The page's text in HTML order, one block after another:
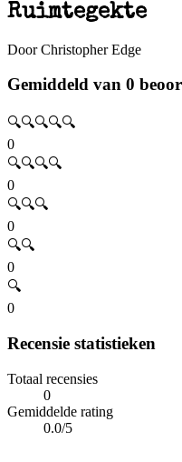
Ruimtegekte
Door Christopher Edge
Gemiddeld van 0
🔍🔍🔍🔍🔍
0
🔍🔍🔍🔍
0
🔍🔍🔍
0
🔍🔍
0
🔍
0
Recensie statistieken
Totaal recensies
0
Gemiddelde rating
0.0/5